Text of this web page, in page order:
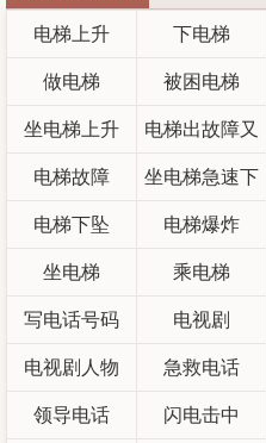
电梯上升 下电梯
做电梯 被困电梯
坐电梯上升 电梯出故障又
脱险
电梯故障 坐电梯急速下
降
电梯下坠 电梯爆炸
坐电梯 乘电梯
写电话号码 电视剧
电视剧人物 急救电话
领导电话 闪电击中